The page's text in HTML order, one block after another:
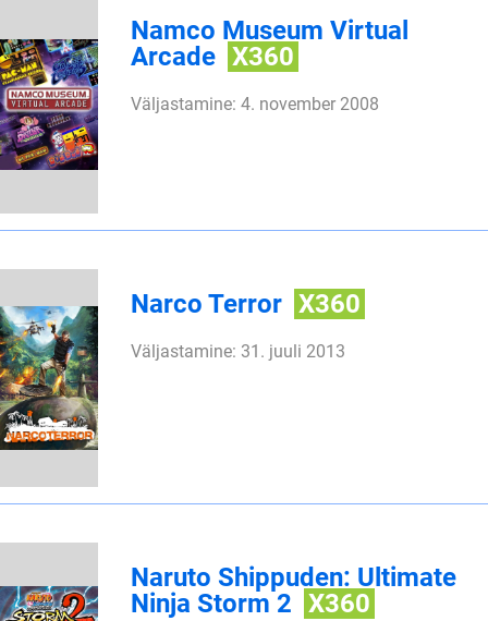
Namco Museum Virtual
Arcade X360
Väljastamine: 4. november 2008
Narco Terror X360
Väljastamine: 31. juuli 2013
Naruto Shippuden: Ultimate
Ninja Storm 2 X360